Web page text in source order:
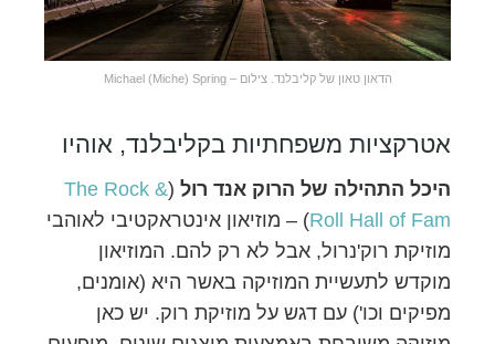
הדאון טאון של קליבלנד. צילום – Michael (Miche) Spring
אטרקציות משפחתיות בקליבלנד, אוהיו
היכל התהילה של הרוק אנד רול (
The Rock &
Roll Hall of Fam) – מוזיאון אינטראקטיבי לאוהבי
מוזיקת רוק'נרול, אבל לא רק להם. המוזיאון
מוקדש לתעשיית המוזיקה באשר היא (אומנים,
מפיקים וכו') עם דגש על מוזיקת רוק. יש כאן